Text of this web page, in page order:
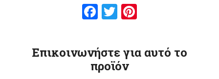
Facebook
Twitter
Επικοινωνήστε για αυτό το
προϊόν